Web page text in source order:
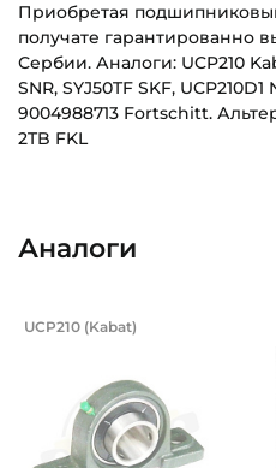
Приобретая
получате гарантированно
Сербии. Аналоги: UCP210
SNR, SYJ50TF SKF,
9004988713 Fortschitt.
2TB FKL
Наружный диаметр (D):
Ширина внутреннего
Ширина наружного кольца
Категория:
Аналоги
Подшипниковый
UCP210 (Kabat)